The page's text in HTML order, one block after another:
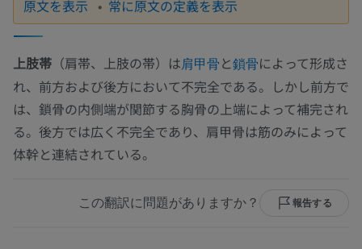
原文を表示 常に原文の定義を表示
上肢帯 （肩帯、上肢の帯）は肩甲骨と鎖骨によって形成さ
れ、前方および後方において不完全である。しかし前方で
は、鎖骨の内側端が関節する胸骨の上端によって補完され
る。後方では広く不完全であり、肩甲骨は筋のみによって
体幹と連結されている。
この翻訳に問題がありますか？ 報告する